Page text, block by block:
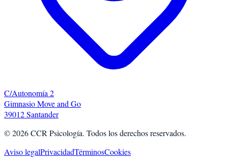
C/Autonomía 2
Gimnasio Move and Go
39012 Santander
©2026CCR Psicología. Todos los derechos reservados.
Aviso legalPrivacidadTérminosCookies